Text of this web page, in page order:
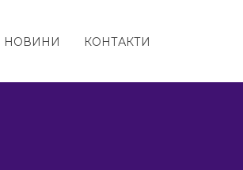
НОВИНИ КОНТАКТИ